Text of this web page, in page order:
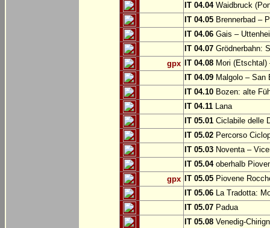
IT 04.04Waidbruck
IT 04.05 Brennerbad –
IT 04.06 Gais –
IT 04.07 Grödnerbahn:
gpx
IT 04.08 Mori (Etschtal)
IT 04.09 Malgolo – San
IT 04.10 Bozen: alte
IT 04.11 Lana
IT 05.01 Ciclabile delle
IT 05.02 Percorso
IT 05.03 Noventa –
IT 05.04oberhalb
gpx
IT 05.05 Piovene
IT 05.06 La Tradotta:
IT 05.07 Padua
IT 05.08 Venedig-